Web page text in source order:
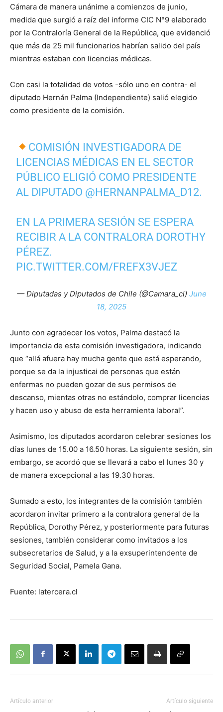
Cámara de manera unánime a comienzos de junio,
medida que surgió a raíz del informe CIC N°9 elaborado
por la Contraloría General de la República, que evidenció
que más de 25 mil funcionarios habrían salido del país
mientras estaban con licencias médicas.
Con casi la totalidad de votos -sólo uno en contra- el
diputado Hernán Palma (Independiente) salió elegido
como presidente de la comisión.
COMISIÓN INVESTIGADORA DE
LICENCIAS MÉDICAS EN EL SECTOR
PÚBLICO ELIGIÓ COMO PRESIDENTE
AL DIPUTADO @HERNANPALMA_D12.
EN LA PRIMERA SESIÓN SE ESPERA
RECIBIR A LA CONTRALORA DOROTHY
PÉREZ.
PIC.TWITTER.COM/FREFX3VJEZ
— Diputadas y Diputados de Chile (@Camara_cl) June
18, 2025
Junto con agradecer los votos, Palma destacó la
importancia de esta comisión investigadora, indicando
que “allá afuera hay mucha gente que está esperando,
porque se da la injusticai de personas que están
enfermas no pueden gozar de sus permisos de
descanso, mientas otras no estándolo, comprar licencias
y hacen uso y abuso de esta herramienta laboral”.
Asimismo, los diputados acordaron celebrar sesiones los
días lunes de 15.00 a 16.50 horas. La siguiente sesión, sin
embargo, se acordó que se llevará a cabo el lunes 30 y
de manera excepcional a las 19.30 horas.
Sumado a esto, los integrantes de la comisión también
acordaron invitar primero a la contralora general de la
República, Dorothy Pérez, y posteriormente para futuras
sesiones, también considerar como invitados a los
subsecretarios de Salud, y a la exsuperintendente de
Seguridad Social, Pamela Gana.
Fuente: latercera.cl
Artículo anterior Artículo siguiente